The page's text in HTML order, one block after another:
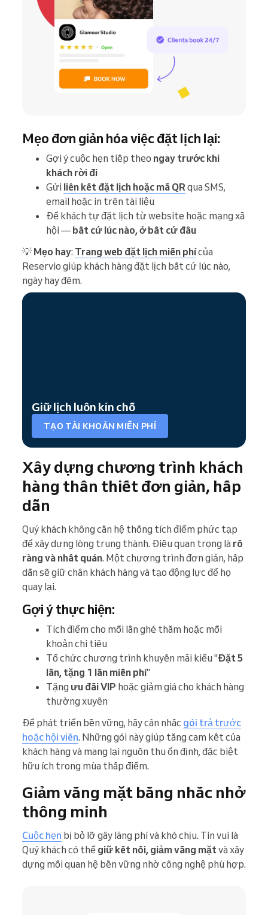
Mẹo đơn giản hóa việc đặt lịch lại:
Gợi ý cuộc hẹn tiếp theo ngay trước khi
khách rời đi
Gửi liên kết đặt lịch hoặc mã QRqua SMS,
email hoặc in trên tài liệu
Để khách tự đặt lịch từ website hoặc mạng xã
hội — bất cứ lúc nào, ở bất cứ đâu
💡 Mẹo hay: Trang web đặt lịch miễn phícủa
Reservio giúp khách hàng đặt lịch bất cứ lúc nào,
ngày hay đêm.
Giữ lịch luôn kín chỗ
TẠO TÀI KHOẢN MIỄN PHÍ
Xây dựng chương trình khách
hàng thân thiết đơn giản, hấp
dẫn
Quý khách không cần hệ thống tích điểm phức tạp
để xây dựng lòng trung thành. Điều quan trọng là rõ
ràng và nhất quán. Một chương trình đơn giản, hấp
dẫn sẽ giữ chân khách hàng và tạo động lực để họ
quay lại.
Gợi ý thực hiện:
Tích điểm cho mỗi lần ghé thăm hoặc mỗi
khoản chi tiêu
Tổ chức chương trình khuyến mãi kiểu "Đặt 5
lần, tặng 1 lần miễn phí"
Tặng ưu đãi VIP hoặc giảm giá cho khách hàng
thường xuyên
Để phát triển bền vững, hãy cân nhắc gói trả trước
hoặc hội viên. Những gói này giúp tăng cam kết của
khách hàng và mang lại nguồn thu ổn định, đặc biệt
hữu ích trong mùa thấp điểm.
Giảm vắng mặt bằng nhắc nhở
thông minh
Cuộc hẹn bị bỏ lỡ gây lãng phí và khó chịu. Tin vui là
Quý khách có thể giữ kết nối, giảm vắng mặtvà xây
dựng mối quan hệ bền vững nhờ công nghệ phù hợp.